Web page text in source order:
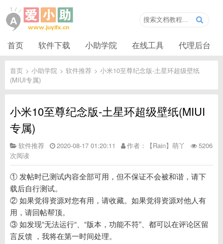
首页 软件下载 小助学院 在线工具 代理后台
首页 > 小助学院 > 软件推荐 > 小米10至尊纪念版-土星环超级壁纸
(MIUI专属)
小米10至尊纪念版-土星环超级壁纸(MIUI
专属)
软件推荐 2020-08-17 01:20:11 作者：【Rain】萌丫
5206
次阅读
① 发帖时已测试内容全部可用，但不保证不会被和谐，请下
载后自行测试。
② 如果觉得资源对您有用，请收藏。如果觉得资源对他人有
用，请回帖帮顶。
③ 如发现“无法运行“、“版本，功能不符”、都可以在评论区留
言反馈 ，我将在第一时间处理。